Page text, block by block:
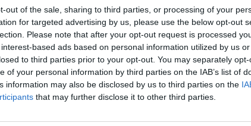
out of the sale, sharing to third parties, or processing of your
for targeted advertising by us, please use the below opt-out
Please note that after your opt-out request is processed
based ads based on personal information utilized by us
to third parties prior to your opt-out. You may separately
of your personal information by third parties on the IAB’s list of
information may also be disclosed by us to third parties on the
that may further disclose it to other third parties.
do preferowanych źródeł w Google